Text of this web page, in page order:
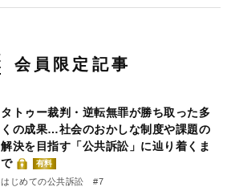
会員限定記事
タトゥー裁判・逆転無罪が勝ち取った多
くの成果…社会のおかしな制度や課題の
解決を目指す「公共訴訟」に辿り着くま
で
有料
はじめての公共訴訟 #7